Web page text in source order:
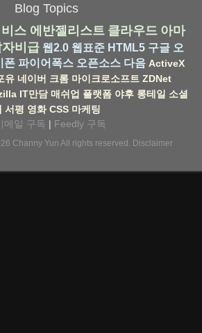
Blog Topics
스 에반젤리스트 클라우드 아마
비급 웹2.0 웹표준 HTML5 구글 오
폰 파이어폭스 오픈소스 다음 ActiveX
유 네이버 크롬 마이크로소프트 ZDNet
IT만담 매쉬업 플랫폼 야후 롱테일 소셜
서평 영화 CSS 마케팅
메일 구독 | Feedly 구독
Channy Yun All rights reserved. Disclaimer